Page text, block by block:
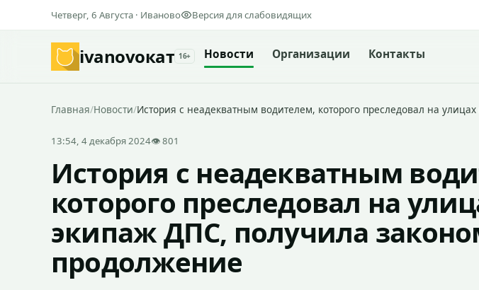
Четверг, 6 Августа · Иваново Версия для слабовидящих
ivanovoкат 16+ Новости Организации Контакты
Главная/Новости/История с неадекватным водителем, которого преследовал на
13:54, 4 декабря 2024👁 801
История с неадекватным
которого преследовал на
экипаж ДПС, получила
продолжение